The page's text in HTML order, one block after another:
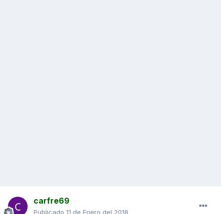
carfre69
Publicado 11 de Enero del 2018